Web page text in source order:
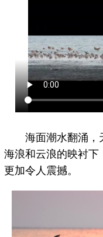
海面潮水翻涌，
海浪和云浪的映衬下
更加令人震撼。